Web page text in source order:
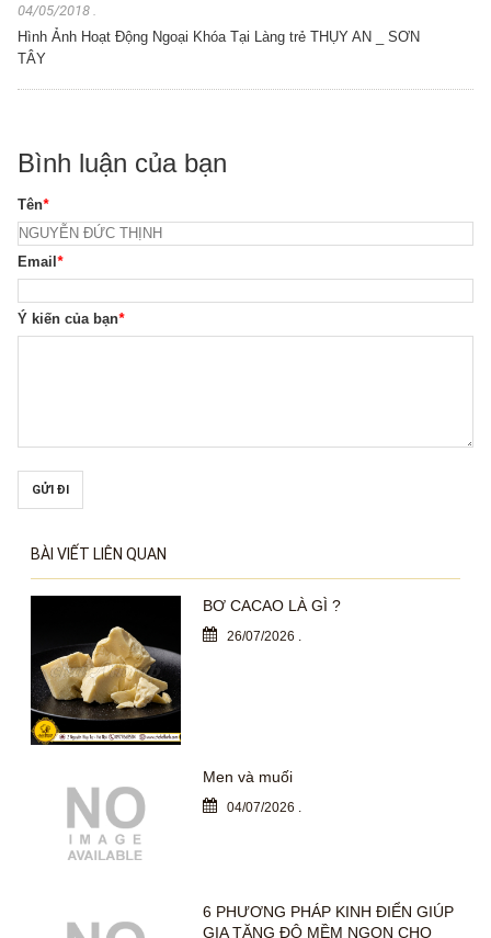
04/05/2018
Hình Ảnh Hoạt Động Ngoại Khóa Tại Làng trẻ THỤY AN _ SƠN
TÂY
Bình luận của bạn
Tên*
Email*
Ý kiến của bạn*
GỬI ĐI
BÀI VIẾT LIÊN QUAN
BƠ CACAO LÀ GÌ ?
26/07/2026
Men và muối
04/07/2026 .
6 PHƯƠNG PHÁP KINH ĐIỂN GIÚP
GIA TĂNG ĐỘ MỀM NGON CHO